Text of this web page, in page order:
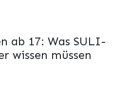
ab 17: Was SULI-
wissen müssen